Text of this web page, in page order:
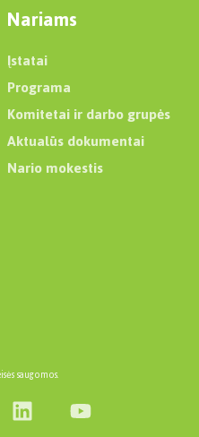
Nariams
Įstatai
Programa
Komitetai ir darbo grupės
Aktualūs dokumentai
Nario mokestis
saugomos.